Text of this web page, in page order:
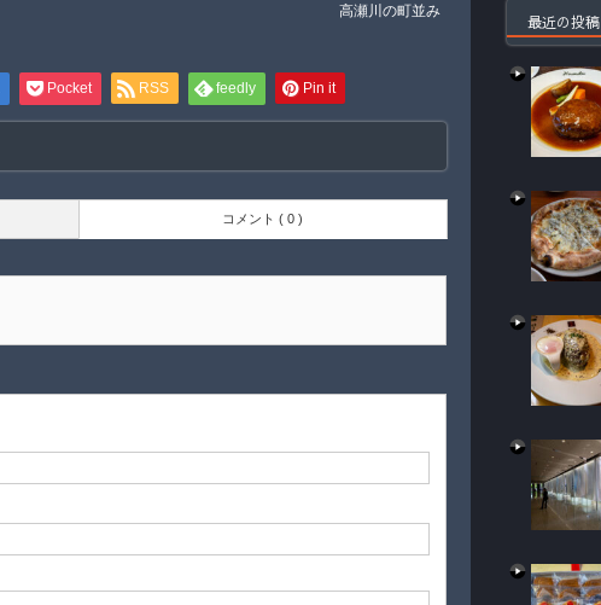
高瀬川の町並み
Pocket RSS feedly Pin it
コメント ( 0 )
最近の投稿